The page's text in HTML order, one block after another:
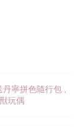
寧拼色隨行包 ,
玩偶